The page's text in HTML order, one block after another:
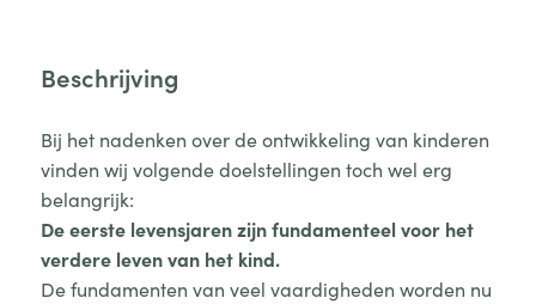
Beschrijving
Bij het nadenken over de ontwikkeling van kinderen
vinden wij volgende doelstellingen toch wel erg
belangrijk:
De eerste levensjaren zijn fundamenteel voor het
verdere leven van het kind.
De fundamenten van veel vaardigheden worden nu